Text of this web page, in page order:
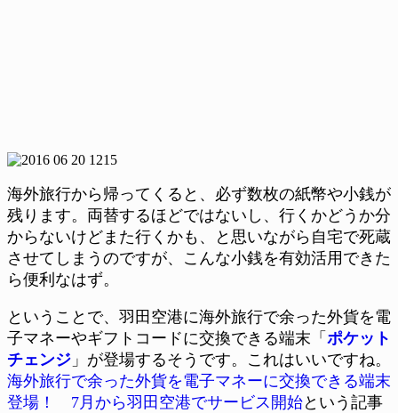
海外旅行から帰ってくると、必ず数枚の紙幣や小銭が
残ります。両替するほどではないし、行くかどうか分
からないけどまた行くかも、と思いながら自宅で死蔵
させてしまうのですが、こんな小銭を有効活用できた
ら便利なはず。
ということで、羽田空港に海外旅行で余った外貨を電
子マネーやギフトコードに交換できる端末「 ポケット
チェンジ 」が登場するそうです。これはいいですね。
海外旅行で余った外貨を電子マネーに交換できる端末
登場！ 7月から羽田空港でサービス開始という記事